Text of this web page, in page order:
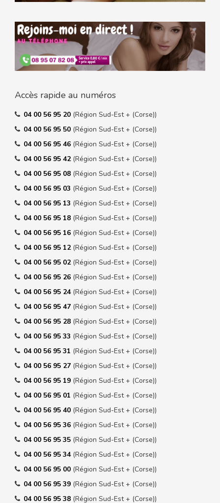
Accès rapide au numéros
04 00 56 95 20 (Région Sud-Est + (Corse))
04 00 56 95 50 (Région Sud-Est + (Corse))
04 00 56 95 46 (Région Sud-Est + (Corse))
04 00 56 95 42 (Région Sud-Est + (Corse))
04 00 56 95 08 (Région Sud-Est + (Corse))
04 00 56 95 03 (Région Sud-Est + (Corse))
04 00 56 95 13 (Région Sud-Est + (Corse))
04 00 56 95 18 (Région Sud-Est + (Corse))
04 00 56 95 16 (Région Sud-Est + (Corse))
04 00 56 95 12 (Région Sud-Est + (Corse))
04 00 56 95 02 (Région Sud-Est + (Corse))
04 00 56 95 26 (Région Sud-Est + (Corse))
04 00 56 95 24 (Région Sud-Est + (Corse))
04 00 56 95 47 (Région Sud-Est + (Corse))
04 00 56 95 28 (Région Sud-Est + (Corse))
04 00 56 95 33 (Région Sud-Est + (Corse))
04 00 56 95 31 (Région Sud-Est + (Corse))
04 00 56 95 27 (Région Sud-Est + (Corse))
04 00 56 95 19 (Région Sud-Est + (Corse))
04 00 56 95 01 (Région Sud-Est + (Corse))
04 00 56 95 40 (Région Sud-Est + (Corse))
04 00 56 95 36 (Région Sud-Est + (Corse))
04 00 56 95 35 (Région Sud-Est + (Corse))
04 00 56 95 34 (Région Sud-Est + (Corse))
04 00 56 95 00 (Région Sud-Est + (Corse))
04 00 56 95 39 (Région Sud-Est + (Corse))
04 00 56 95 38 (Région Sud-Est + (Corse))